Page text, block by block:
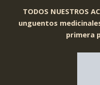
TODOS NUESTROS
unguentos
primera